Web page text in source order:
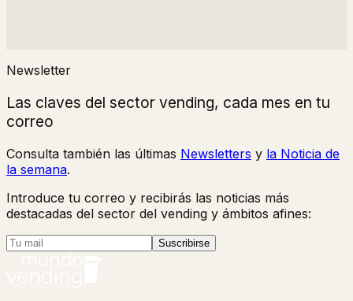
Newsletter
Las claves del sector vending, cada mes en tu
correo
Consulta también las últimas Newsletters y la Noticia de
la semana.
Introduce tu correo y recibirás las noticias más
destacadas del sector del vending y ámbitos afines:
Suscribirse